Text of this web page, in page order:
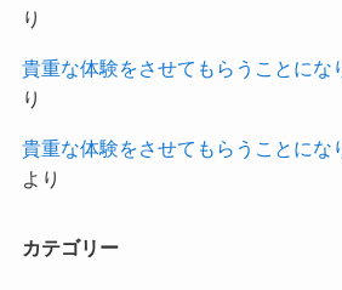
り
貴重な体験をさせてもらうことにな
り
貴重な体験をさせてもらうことにな
より
カテゴリー